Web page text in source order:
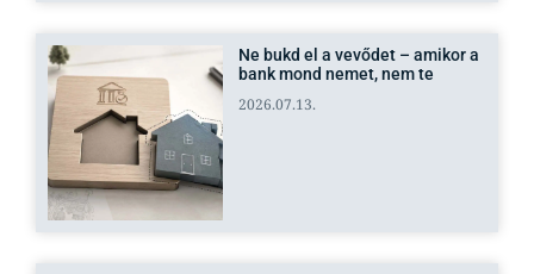
Ne bukd el a vevődet – amikor a
bank mond nemet, nem te
2026.07.13.